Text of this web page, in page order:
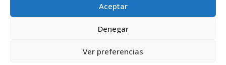
Aceptar
Denegar
Ver preferencias